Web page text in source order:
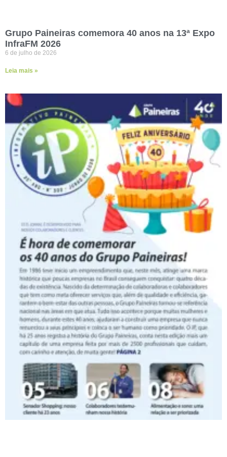
Grupo Paineiras comemora 40 anos na 13ª Expo
InfraFM 2026
6 de julho de 2026
Leia mais »